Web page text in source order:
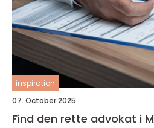
inspiration
07. October 2025
Find den rette advokat i